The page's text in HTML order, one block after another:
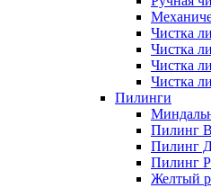
Чистка
Чистка
Чистка
Чистка
Пилинги
Пилинг
Пилинг
Пилинг
Желтый